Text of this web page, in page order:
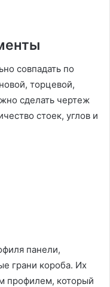
совпадать по
торцевой,
сделать чертеж
стоек, углов и
панели,
грани короба. Их
профилем, который